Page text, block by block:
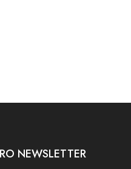
NEWSLETTER